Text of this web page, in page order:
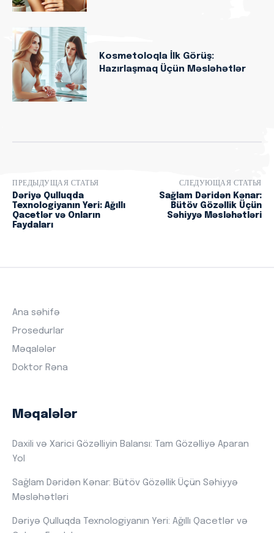
Kosmetoloqla İlk Görüş:
Hazırlaşmaq Üçün Məsləhətlər
ПРЕДЫДУЩАЯ СТАТЬЯ
Dəriyə Qulluqda
Texnologiyanın Yeri: Ağıllı
Qacetlər və Onların
Faydaları
СЛЕДУЮЩАЯ СТАТЬЯ
Sağlam Dəridən Kənar:
Bütöv Gözəllik Üçün
Səhiyyə Məsləhətləri
Ana səhifə
Prosedurlar
Məqalələr
Doktor Rəna
Məqalələr
Daxili və Xarici Gözəlliyin Balansı: Tam Gözəlliyə Aparan
Yol
Sağlam Dəridən Kənar: Bütöv Gözəllik Üçün Səhiyyə
Məsləhətləri
Dəriyə Qulluqda Texnologiyanın Yeri: Ağıllı Qacetlər və